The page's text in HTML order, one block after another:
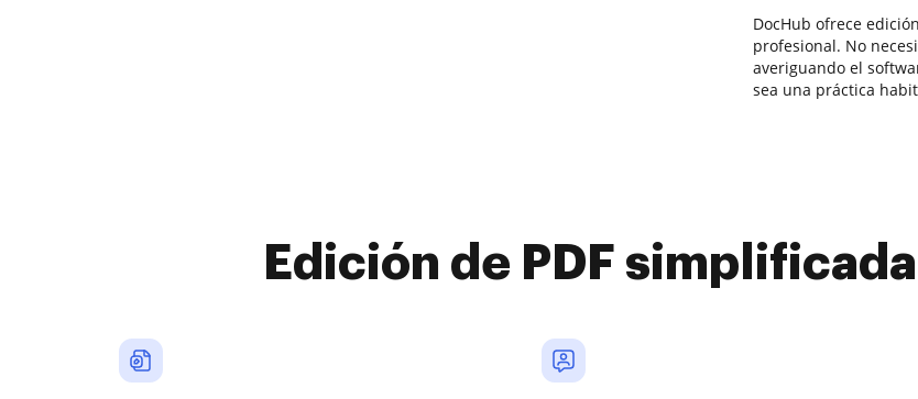
DocHub ofrece
profesional. No
averiguando el
sea una práctica
Edición de PDF